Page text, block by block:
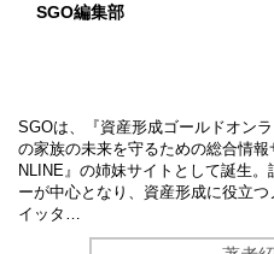
SGO編集部
SGOは、『資産形成ゴールドオン
の家族の未来を守るための総合情
NLINE』の姉妹サイトとして誕生
ーが中心となり、資産形成に役立
イッタ…